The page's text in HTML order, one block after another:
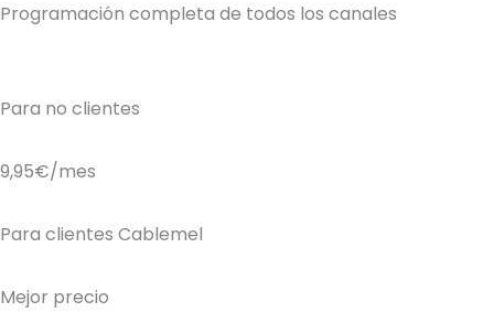
Programación completa de todos los canales
Para no clientes
9,95€/mes
Para clientes Cablemel
Mejor precio